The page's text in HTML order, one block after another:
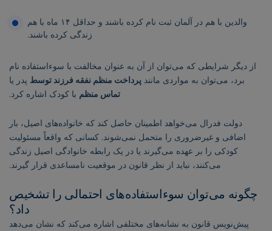
والدین با هم در آلمان ثبت نام کرده باشند و حداقل ۱۴ ماه با هم
زندگی کرده باشند.
از دیگر شرایطی که می‌توان از آن به عنوان مخالفت با سوءاستفاده نام
برد، می‌توان به مواردی مانند پرداخت منظم نفقه فرزند توسط پدر یا
تماس منظم با کودک اشاره کرد.
دولت فدرال می‌خواهد اطمینان حاصل کند که خانواده‌های اصیل، بار
اضافی و غیرضروری را متحمل نمی‌شوند. کسانی که واقعاً مسئولیت
کودکی را بر عهده می‌گیرند یا در یک رابطه خانوادگی اصیل زندگی
می‌کنند، نباید از نظر قانون در موقعیت نامساعدی قرار گیرند.
چگونه می‌توان سوءاستفاده‌های احتمالی را تشخیص
داد؟
پیش‌نویس قانون به نشانه‌های مختلفی اشاره می‌کند که نشان می‌دهد